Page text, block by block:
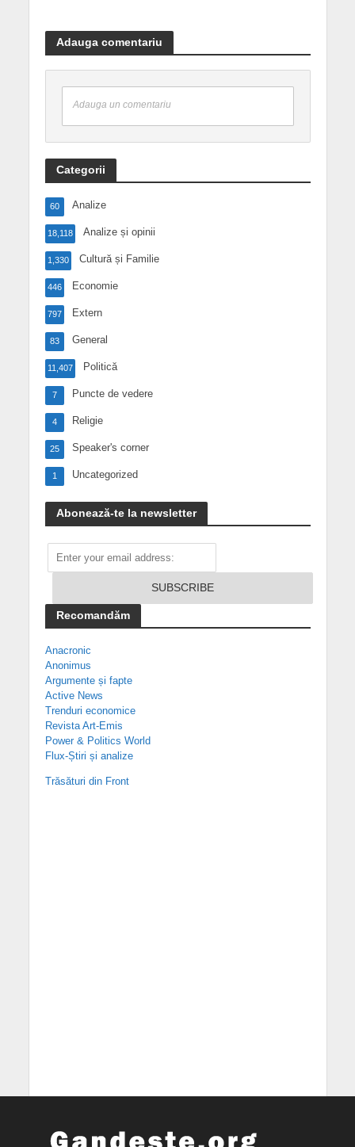
Adauga comentariu
Adauga un comentariu
Categorii
Analize
60
Analize și opinii
18,118
Cultură și Familie
1,330
Economie
446
Extern
797
General
83
Politică
11,407
Puncte de vedere
7
Religie
4
Speaker's corner
25
Uncategorized
1
Abonează-te la newsletter
Recomandăm
Anacronic
Anonimus
Argumente și fapte
Active News
Trenduri economice
Revista Art-Emis
Power & Politics World
Flux-Știri și analize
Trăsături din Front